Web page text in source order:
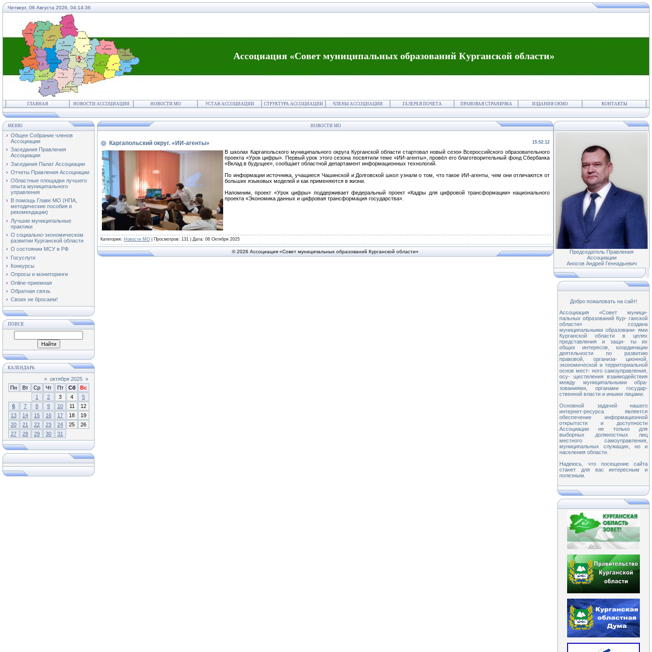
Четверг, 06 Августа 2026, 04:14:37
Ассоциация «Совет муниципальных образований Курганской области»
ГЛАВНАЯ НОВОСТИ АССОЦИАЦИИ НОВОСТИ МО УСТАВ АССОЦИАЦИИ СТРУКТУРА АССОЦИАЦИИ ЧЛЕНЫ АССОЦИАЦИИ ГАЛЕРЕЯ ПОЧЕТА ПРАВОВАЯ СТРАНИЧКА ИЗДАНИЯ ОКМО КОНТАКТЫ
МЕНЮ
Общее Собрание членов
Ассоциации
Заседания Правления
Ассоциации
Заседания Палат Ассоциации
Отчеты Правления Ассоциации
Областные площадки лучшего
опыта муниципального
управления
В помощь Главе МО (НПА,
методические пособия и
рекомендации)
Лучшие муниципальные
практики
О социально-экономическом
развитии Курганской области
О состоянии МСУ в РФ
Госуслуги
Конкурсы
Опросы и мониторинги
Online-приемная
Обратная связь
Своих не бросаем!
ПОИСК
КАЛЕНДАРЬ
« октября 2025 »
Пн
Вт Ср Чт Пт Сб
Вс
1
2 3 4
5
6
7 8 9 10 11
12
13
14 15 16 17 18
19
20
21 22 23 24 25
26
27
28 29 30 31
НОВОСТИ МО
15:52:12
Каргапольский округ. «ИИ-агенты»
В школах Каргапольского муниципального округа Курганской области стартовал новый сезон Всероссийского образовательного
проекта «Урок цифры». Первый урок этого сезона посвятили теме «ИИ-агенты», провёл его благотворительный фонд Сбербанка
«Вклад в будущее», сообщает областной департамент информационных технологий.
По информации источника, учащиеся Чашинской и Долговской школ узнали о том, что такое ИИ-агенты, чем они отличаются от
больших языковых моделей и как применяются в жизни.
Напомним, проект «Урок цифры» поддерживает федеральный проект «Кадры для цифровой трансформации» национального
проекта «Экономика данных и цифровая трансформация государства».
Категория: Новости МО Просмотров: 131 | Дата: 06 Октября 2025
© 2026 Ассоциация «Совет муниципальных образований Курганской области»
Председатель Правления
Ассоциации
Аносов Андрей Геннадьевич
Добро пожаловать на сайт!
Ассоциация «Совет муници-
пальных образований Кур- ганской
области» создана
муниципальными образовани- ями
Курганской области в целях
представления и защи- ты их
общих интересов, координации
деятельности по развитию
правовой, организа- ционной,
экономической и территориальной
основ мест- ного самоуправления,
осу- ществления взаимодействия
между муниципальными обра-
зованиями, органами государ-
ственной власти и иными лицами.
Основной задачей нашего
интернет-ресурса является
обеспечение информационной
открытости и доступности
Ассоциации не только для
выборных должностных лиц
местного самоуправления,
муниципальных служащих, но и
населения области.
Надеюсь, что посещение сайта
станет для вас интересным и
полезным.